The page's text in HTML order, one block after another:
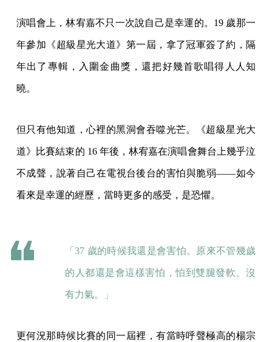
演唱會上，林宥嘉不只一次說自己是幸運的。19 歲那一
年參加《超級星光大道》第一屆，拿了冠軍簽了約，隔
年出了專輯，入圍金曲獎，還把好幾首歌唱得人人知
曉。
但只有他知道，心裡的黑洞會吞噬光芒。《超級星光大
道》比賽結束的 16 年後，林宥嘉在演唱會舞台上幾乎泣
不成聲，說著自己在電視台後台的害怕與脆弱——如今
看來是幸運的經歷，當時更多的感受，是恐懼。
「37 歲的時候我還是會害怕。原來不管幾歲
的人都還是會這樣害怕，怕到雙腿發軟、沒
有力氣。」
更何況那時候比賽的同一屆裡，有當時呼聲極高的楊宗